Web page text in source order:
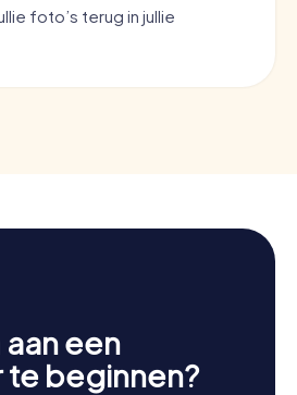
foto’s terug in jullie
een
te beginnen?